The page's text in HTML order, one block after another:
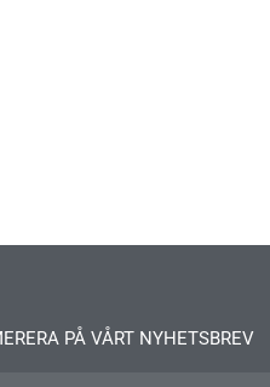
PÅ VÅRT NYHETSBREV